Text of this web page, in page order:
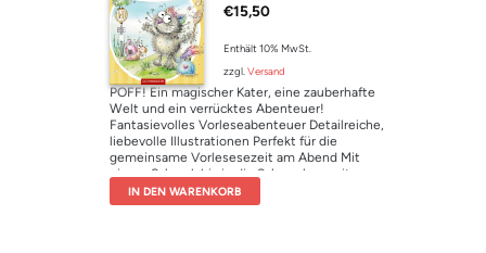
Inklusion und Diversität stärkt.
‘Dank Familie Dietz wird sichtbar, wie
fundamental wichtig Inklusion für die
Gesellschaft ist’ Ulla Schmidt,
Bundesvorsitzende der Lebenshilfe und
Bundesministerin a. D.
Wegwünsch-Gewusel
€15,50
Enthält 10% MwSt.
zzgl. Versand
POFF! Ein magischer Kater, eine zauberhafte
Welt und ein verrücktes Abenteuer!
Fantasievolles Vorleseabenteuer Detailreiche,
liebevolle Illustrationen Perfekt für die
gemeinsame Vorlesesezeit am Abend Mit
einem Schreck bis in die Schnurrhaarspitzen
findet sich der magische Kater Schnurrifluff
plötzlich in einer seltsamen Welt wieder:
IN DEN WARENKORB